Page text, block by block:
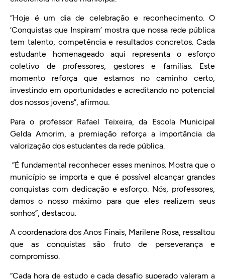
“Hoje é um dia de celebração e reconhecimento. O
‘Conquistas que Inspiram’ mostra que nossa rede pública
tem talento, competência e resultados concretos. Cada
estudante homenageado aqui representa o esforço
coletivo de professores, gestores e famílias. Este
momento reforça que estamos no caminho certo,
investindo em oportunidades e acreditando no potencial
dos nossos jovens”, afirmou.
Para o professor Rafael Teixeira, da Escola Municipal
Gelda Amorim, a premiação reforça a importância da
valorização dos estudantes da rede pública.
“É fundamental reconhecer esses meninos. Mostra que o
município se importa e que é possível alcançar grandes
conquistas com dedicação e esforço. Nós, professores,
damos o nosso máximo para que eles realizem seus
sonhos”, destacou.
A coordenadora dos Anos Finais, Marilene Rosa, ressaltou
que as conquistas são fruto de perseverança e
compromisso.
“Cada hora de estudo e cada desafio superado valeram a